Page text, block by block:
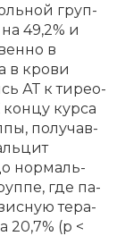
груп­
49,2% и
в
в кро­ви
АТ к ти­рео­
кур­са
по­лу­чав­
нор­маль­
где па­
те­ра­
(p <